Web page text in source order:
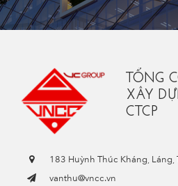
TỔNG
XÂY
CTCP
183 Huỳnh Thúc Kháng, Láng,
vanthu@vncc.vn